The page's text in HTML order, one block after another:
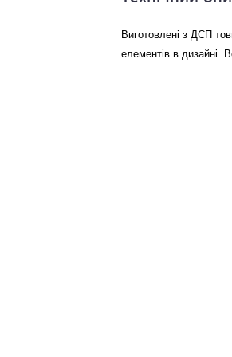
Виготовлені з ДСП
елементів в дизайні.